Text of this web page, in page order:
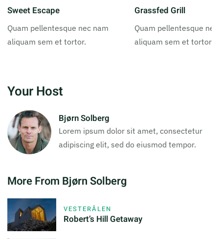
Sweet Escape
Quam pellentesque nec nam
aliquam sem et tortor.
Grassfed Grill
Quam pellentesque
aliquam sem et tortor.
Your Host
Bjørn Solberg
Lorem ipsum dolor sit amet, consectetur
adipiscing elit, sed do eiusmod tempor.
More From Bjørn Solberg
VESTERÅLEN
Robert’s Hill Getaway